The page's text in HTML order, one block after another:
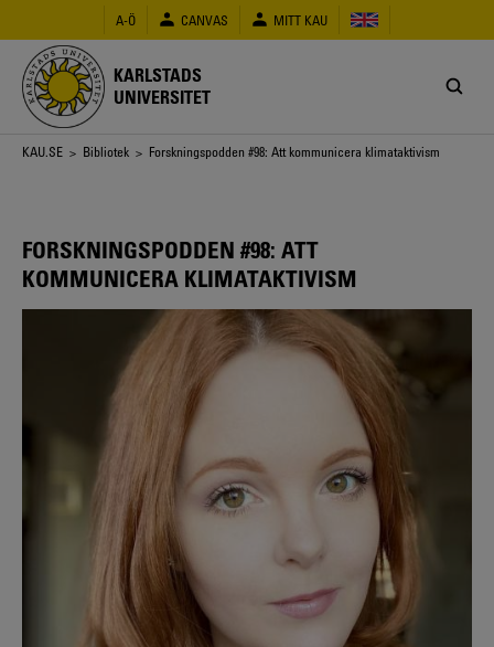
huvudinnehåll
A-Ö CANVAS MITT KAU
KARLSTADS
UNIVERSITET
Länkstig
KAU.SE > Bibliotek > Forskningspodden #98: Att kommunicera klimataktivism
FORSKNINGSPODDEN #98: ATT
KOMMUNICERA KLIMATAKTIVISM